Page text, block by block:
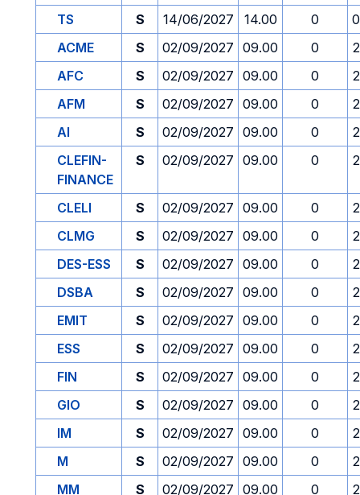
TS
S 14/06/2027 14.00 0
ACME
S 02/09/2027 09.00 0
AFC
S 02/09/2027 09.00 0
AFM
S 02/09/2027 09.00 0
AI
S 02/09/2027 09.00 0
CLEFIN-
FINANCE
S 02/09/2027 09.00 0
CLELI S 02/09/2027 09.00 0
CLMG
S 02/09/2027 09.00 0
DES-ESS
S 02/09/2027 09.00 0
DSBA
S 02/09/2027 09.00 0
EMIT
S 02/09/2027 09.00 0
ESS
S 02/09/2027 09.00 0
FIN
S 02/09/2027 09.00 0
GIO
S 02/09/2027 09.00 0
IM
S 02/09/2027 09.00 0
M
S 02/09/2027 09.00 0
MM
S 02/09/2027 09.00 0